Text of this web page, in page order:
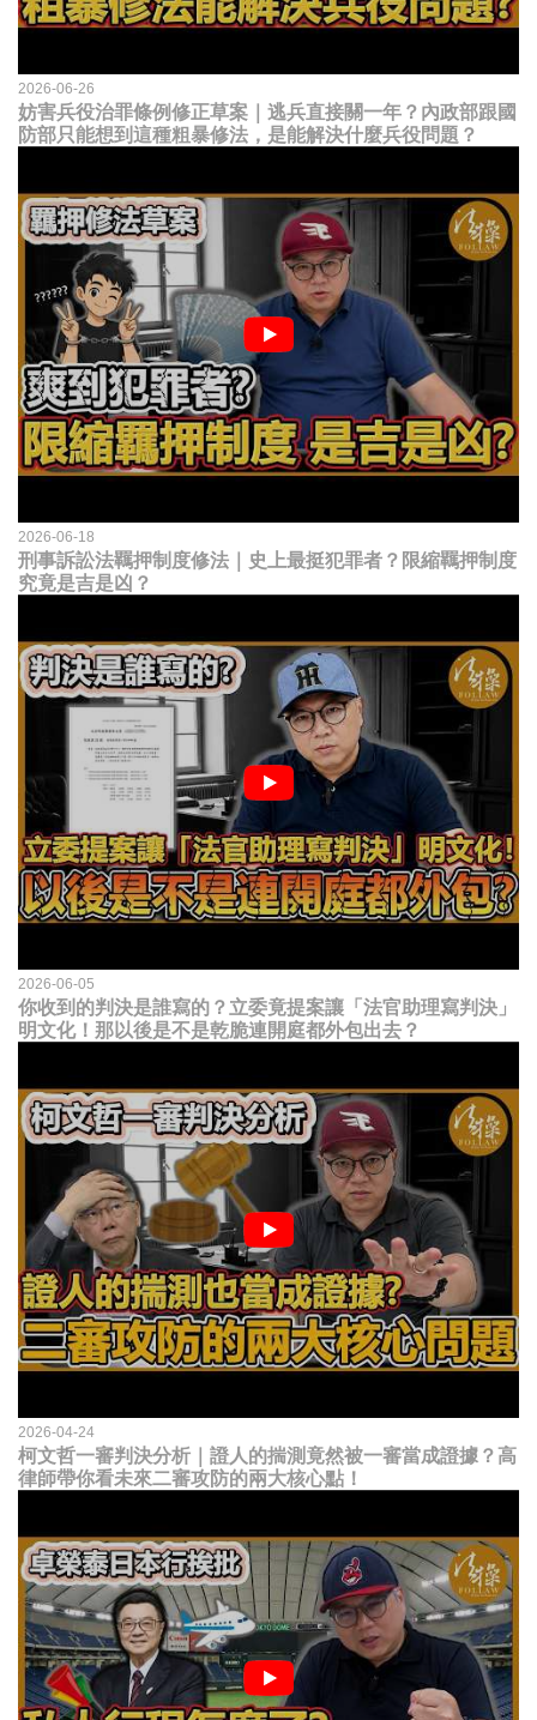
2026-06-26
妨害兵役治罪條例修正草案｜逃兵直接關一年？內政部跟國
防部只能想到這種粗暴修法，是能解決什麼兵役問題？
2026-06-18
刑事訴訟法羈押制度修法｜史上最挺犯罪者？限縮羈押制度
究竟是吉是凶？
2026-06-05
你收到的判決是誰寫的？立委竟提案讓「法官助理寫判決」
明文化！那以後是不是乾脆連開庭都外包出去？
2026-04-24
柯文哲一審判決分析｜證人的揣測竟然被一審當成證據？高
律師帶你看未來二審攻防的兩大核心點！